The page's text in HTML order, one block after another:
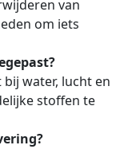
van
om iets
water, lucht en
stoffen te